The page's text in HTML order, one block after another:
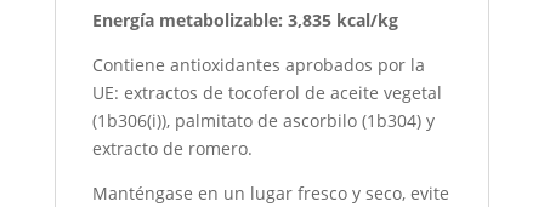
Energía metabolizable: 3,835 kcal/kg
Contiene antioxidantes aprobados por la
UE: extractos de tocoferol de aceite vegetal
(1b306(i)), palmitato de ascorbilo (1b304) y
extracto de romero.
Manténgase en un lugar fresco y seco, evite